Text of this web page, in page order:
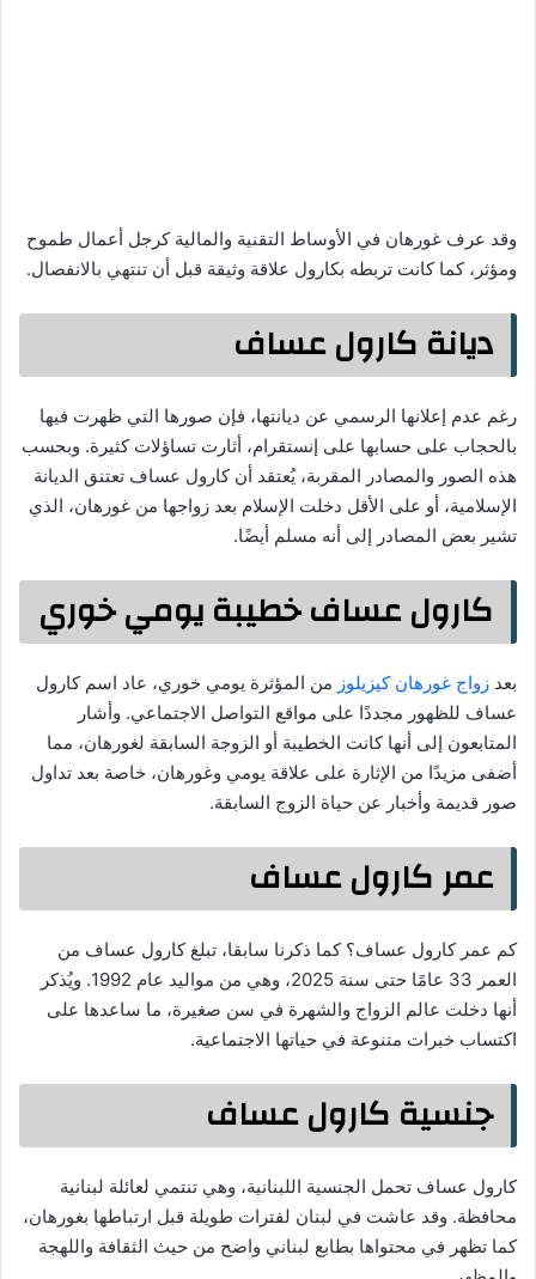
وقد عرف غورهان في الأوساط التقنية والمالية كرجل أعمال طموح
ومؤثر، كما كانت تربطه بكارول علاقة وثيقة قبل أن تنتهي بالانفصال.
ديانة كارول عساف
رغم عدم إعلانها الرسمي عن ديانتها، فإن صورها التي ظهرت فيها
بالحجاب على حسابها على إنستقرام، أثارت تساؤلات كثيرة. وبحسب
هذه الصور والمصادر المقربة، يُعتقد أن كارول عساف تعتنق الديانة
الإسلامية، أو على الأقل دخلت الإسلام بعد زواجها من غورهان، الذي
تشير بعض المصادر إلى أنه مسلم أيضًا.
كارول عساف خطيبة يومي خوري
بعد زواج غورهان كيزيلوز من المؤثرة يومي خوري، عاد اسم كارول
عساف للظهور مجددًا على مواقع التواصل الاجتماعي. وأشار
المتابعون إلى أنها كانت الخطيبة أو الزوجة السابقة لغورهان، مما
أضفى مزيدًا من الإثارة على علاقة يومي وغورهان، خاصة بعد تداول
صور قديمة وأخبار عن حياة الزوج السابقة.
عمر كارول عساف
كم عمر كارول عساف؟ كما ذكرنا سابقا، تبلغ كارول عساف من
العمر 33 عامًا حتى سنة 2025، وهي من مواليد عام 1992. ويُذكر
أنها دخلت عالم الزواج والشهرة في سن صغيرة، ما ساعدها على
اكتساب خبرات متنوعة في حياتها الاجتماعية.
جنسية كارول عساف
كارول عساف تحمل الجنسية اللبنانية، وهي تنتمي لعائلة لبنانية
محافظة. وقد عاشت في لبنان لفترات طويلة قبل ارتباطها بغورهان،
كما تظهر في محتواها بطابع لبناني واضح من حيث الثقافة واللهجة